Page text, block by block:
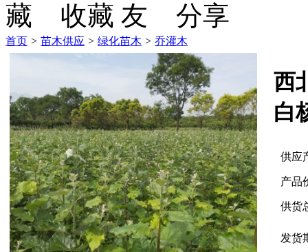
收藏 分享
首页 > 苗木供应 > 绿化苗木 > 乔灌木
西
白
供应
产品
供货
发货